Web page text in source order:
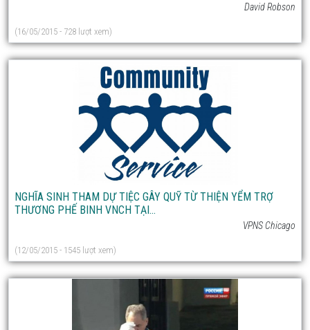
David Robson
(16/05/2015 - 728 lượt xem)
NGHĨA SINH THAM DỰ TIỆC GÂY QUỸ TỪ THIỆN YỂM TRỢ
THƯƠNG PHẾ BINH VNCH TẠI...
VPNS Chicago
(12/05/2015 - 1545 lượt xem)